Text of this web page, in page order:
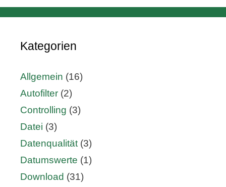
Kategorien
Allgemein (16)
Autofilter (2)
Controlling (3)
Datei (3)
Datenqualität (3)
Datumswerte (1)
Download (31)